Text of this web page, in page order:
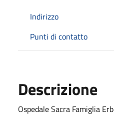
Indirizzo
Punti di contatto
Descrizione
Ospedale Sacra Famiglia